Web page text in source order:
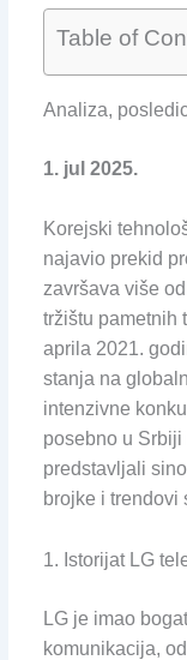
Table of
Analiza,
1. jul 2025.
Korejski
najavio prekid
završava više
tržištu pametnih
aprila 2021.
stanja na
intenzivne
posebno u
predstavljali
brojke i trendovi
1. Istorijat LG
LG je imao
komunikacija,